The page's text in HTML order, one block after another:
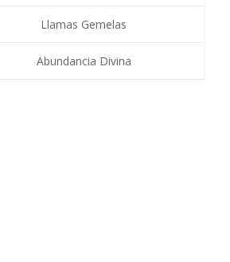
Llamas Gemelas
Abundancia Divina